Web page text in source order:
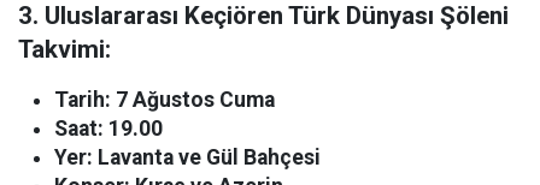
3. Uluslararası Keçiören Türk Dünyası Şöleni
Takvimi:
Tarih: 7 Ağustos Cuma
Saat: 19.00
Yer: Lavanta ve Gül Bahçesi